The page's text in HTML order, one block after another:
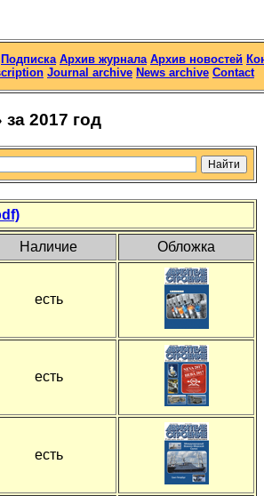
Подписка Архив журнала Архив новостей
Journal archive News archive Contact
2017 год
Наличие Обложка
есть
есть
есть